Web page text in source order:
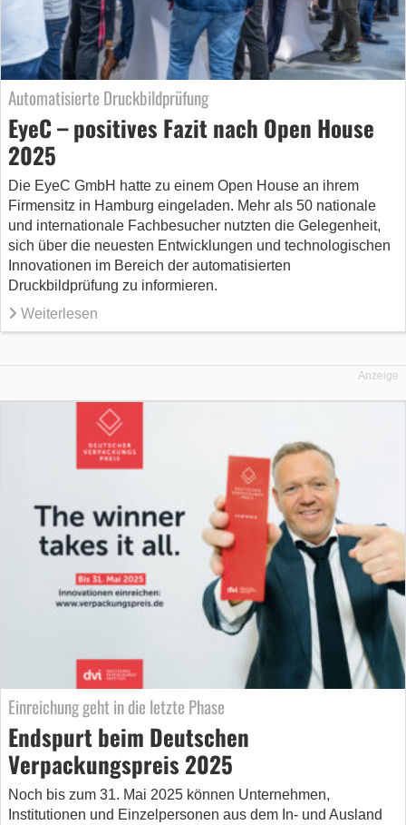
Automatisierte Druckbildprüfung
EyeC – positives Fazit nach Open House
2025
Die EyeC GmbH hatte zu einem Open House an ihrem
Firmensitz in Hamburg eingeladen. Mehr als 50 nationale
und internationale Fachbesucher nutzten die Gelegenheit,
sich über die neuesten Entwicklungen und technologischen
Innovationen im Bereich der automatisierten
Druckbildprüfung zu informieren.
Weiterlesen
Anzeige
Einreichung geht in die letzte Phase
Endspurt beim Deutschen
Verpackungspreis 2025
Noch bis zum 31. Mai 2025 können Unternehmen,
Institutionen und Einzelpersonen aus dem In- und Ausland